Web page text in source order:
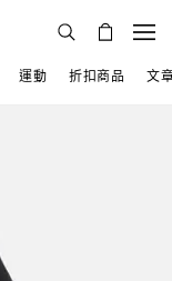
運動 折扣商品 文